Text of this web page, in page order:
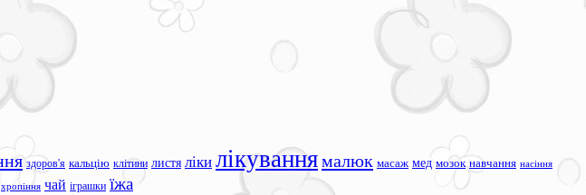
здоров'я кальцію клітини листя ліки лікуваннямалюк масаж мед мозок навчання насіння
хропіння чай іграшки їжа